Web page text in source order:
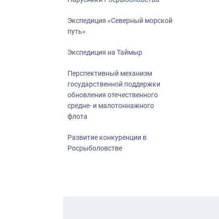
Экспедиция «Северный морской
путь»
Экспедиция на Таймыр
Перспективный механизм
государственной поддержки
обновления отечественного
средне- и малотоннажного
флота
Развитие конкуренции в
Росрыболовстве